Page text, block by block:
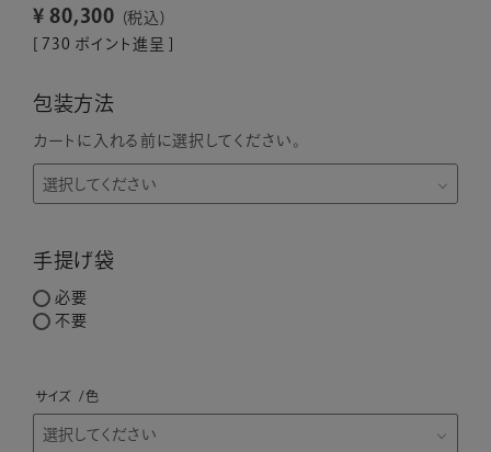
¥ 80,300
税込
730 ポイント進呈 ]
包装方法
カートに入れる前に選択してください。
手提げ袋
必要
不要
サイズ 色